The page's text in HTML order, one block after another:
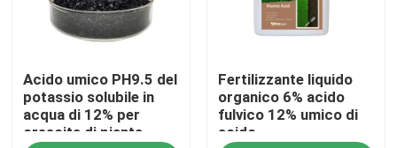
Contattici
Fertilizzante organico di acido umico
Acido umico PH9.5 del
potassio solubile in
acqua di 12% per
crescita di pianta
Fertilizzante liquido
organico 6% acido
fulvico 12% umico di
acido